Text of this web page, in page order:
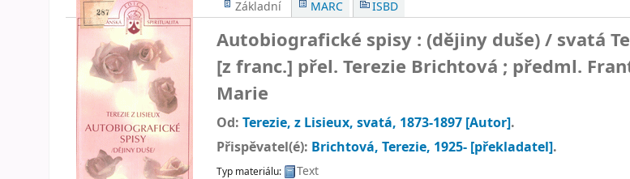
Základní MARC ISBD
Autobiografické spisy : (dějiny duše) / svatá
[z franc.] přel. Terezie Brichtová ; předml.
Marie
Od: Terezie, z Lisieux, svatá, 1873-1897 [Autor].
Přispěvatel(é): Brichtová, Terezie, 1925- [překladatel].
Typ materiálu: Text